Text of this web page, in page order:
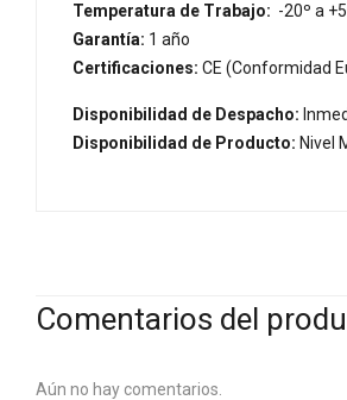
Temperatura de Trabajo: -20º a
Garantía: 1 año
Certificaciones: CE (Conformidad
Disponibilidad de Despacho:
Disponibilidad de Producto: Nivel
Comentarios del
Aún no hay comentarios.